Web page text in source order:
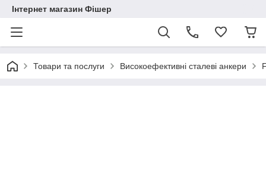
Інтернет магазин Фішер
Товари та послуги Високоефективні сталеві анкери